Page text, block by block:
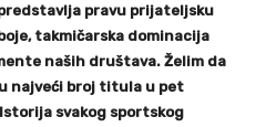
pravu prijateljsku
takmičarska dominacija
naših društava. Želim da
najveći broj titula u pet
svakog sportskog